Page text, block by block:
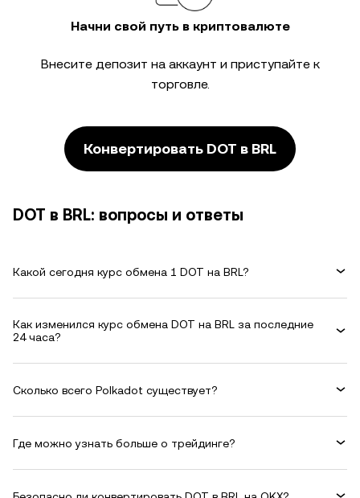
Начни свой путь в криптовалюте
Внесите депозит на аккаунт и приступайте к
торговле.
Конвертировать DOT в BRL
DOT в BRL: вопросы и ответы
Какой сегодня курс обмена 1 DOT на BRL?
Как изменился курс обмена DOT на BRL за последние
24 часа?
Сколько всего Polkadot существует?
Где можно узнать больше о трейдинге?